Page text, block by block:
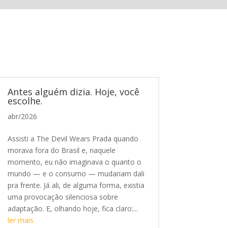
Antes alguém dizia. Hoje, você
escolhe.
abr/2026
Assisti a The Devil Wears Prada quando
morava fora do Brasil e, naquele
momento, eu não imaginava o quanto o
mundo — e o consumo — mudariam dali
pra frente. Já ali, de alguma forma, existia
uma provocação silenciosa sobre
adaptação. E, olhando hoje, fica claro:...
ler mais